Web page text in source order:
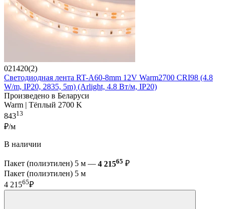
021420(2)
Светодиодная лента RT-A60-8mm 12V Warm2700 CRI98 (4.8
W/m, IP20, 2835, 5m) (Arlight, 4.8 Вт/м, IP20)
Произведено в Беларуси
Warm | Тёплый 2700 K
84313
₽/м
В наличии
Пакет (полиэтилен) 5 м — 4 21565 ₽
Пакет (полиэтилен) 5 м
4 21565₽